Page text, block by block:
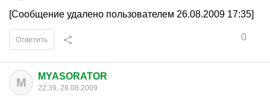
[Сообщение удалено пользователем 26.08.2009 17:35]
0
Ответить
M MYASORATOR
22:39, 26.08.2009